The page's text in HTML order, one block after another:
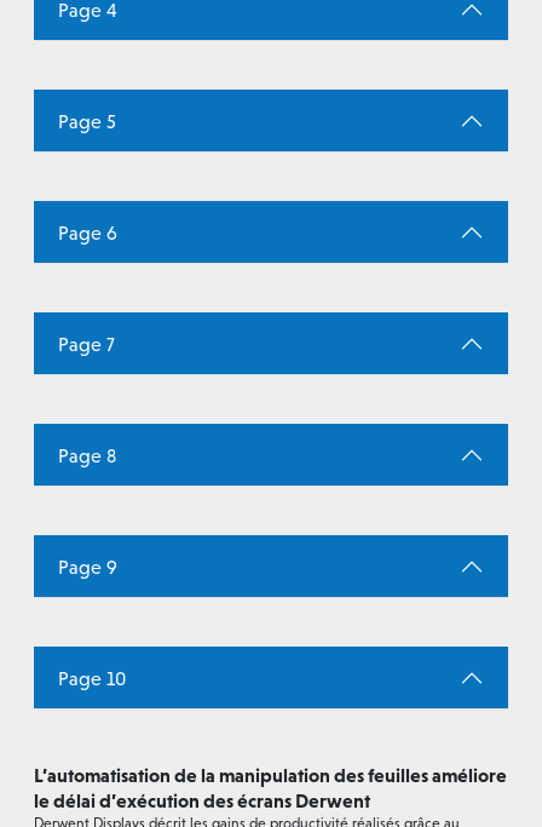
Page 4
Page 5
Page 6
Page 7
Page 8
Page 9
Page 10
L’automatisation de la manipulation des feuilles améliore
le délai d’exécution des écrans Derwent